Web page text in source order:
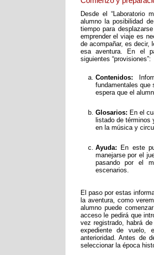
Desde el “Laboratorio
alumno la posibilidad
tiempo para
emprender el viaje es
de acompañar, es decir,
esa aventura. En el
siguientes “provisiones”:
Contenidos:
fundamentales que
espera que el
Glosarios: En el
listado de
en la música y
Ayuda: En este
manejarse por el
pasando por el
escenarios.
El paso por estas
la aventura, como
alumno puede
acceso le pedirá que
vez registrado, habrá
expediente de vuelo,
anterioridad. Antes de
seleccionar la época